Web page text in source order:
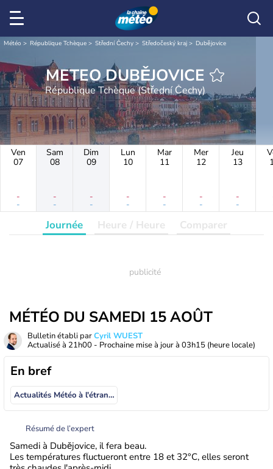
Météo République Tchèque Střední Čechy Středočeský kraj Dubějovice
METEO DUBĚJOVICE
République Tchèque (Střední Čechy)
Ven
07
-
-
Sam
08
-
-
Dim
09
-
-
Lun
10
-
-
Mar
11
-
-
Mer
12
-
-
Jeu
13
-
-
Journée Heure / Heure Comparer
MÉTÉO DU SAMEDI 15 AOÛT
Bulletin établi parCyril WUEST
Actualisé à 21h00 - Prochaine mise à jour à 03h15 (heure locale)
En bref
Actualités Météo à l'étranger
Résumé de l’expert
Samedi à Dubějovice, il fera beau.
Les températures fluctueront entre 18 et 32°C, elles seront